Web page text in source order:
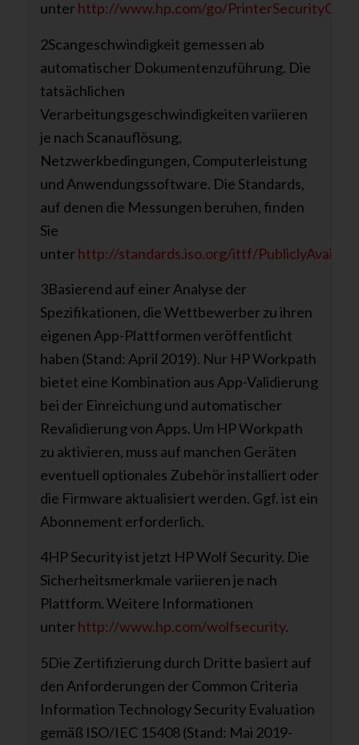
unter http://www.hp.com/go/
2Scangeschwindigkeit gemessen ab
automatischer Dokumentenzuführung. Die
tatsächlichen
Verarbeitungsgeschwindigkeiten variieren
je nach Scanauflösung,
Netzwerkbedingungen, Computerleistung
und Anwendungssoftware. Die Standards,
auf denen die Messungen beruhen, finden
Sie
unter http://standards.iso.org/ittf/
3Basierend auf einer Analyse der
Spezifikationen, die Wettbewerber zu ihren
eigenen App-Plattformen veröffentlicht
haben (Stand: April 2019). Nur HP Workpath
bietet eine Kombination aus App-Validierung
bei der Einreichung und automatischer
Revalidierung von Apps. Um HP Workpath
zu aktivieren, muss auf manchen Geräten
eventuell optionales Zubehör installiert oder
die Firmware aktualisiert werden. Ggf. ist ein
Abonnement erforderlich.
4HP Security ist jetzt HP Wolf Security. Die
Sicherheitsmerkmale variieren je nach
Plattform. Weitere Informationen
unter http://www.hp.com/wolfsecurity.
5Die Zertifizierung durch Dritte basiert auf
den Anforderungen der Common Criteria
Information Technology Security Evaluation
gemäß ISO/IEC 15408 (Stand: Mai 2019-